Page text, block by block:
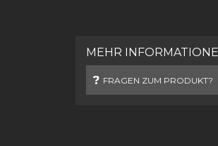
MEHR
FRAGEN ZUM PRODUKT?